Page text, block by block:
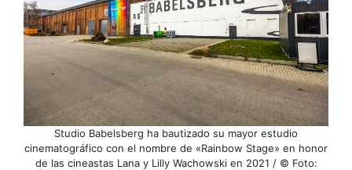
Studio Babelsberg ha bautizado su mayor estudio
cinematográfico con el nombre de «Rainbow Stage» en honor
de las cineastas Lana y Lilly Wachowski en 2021 / © Foto: